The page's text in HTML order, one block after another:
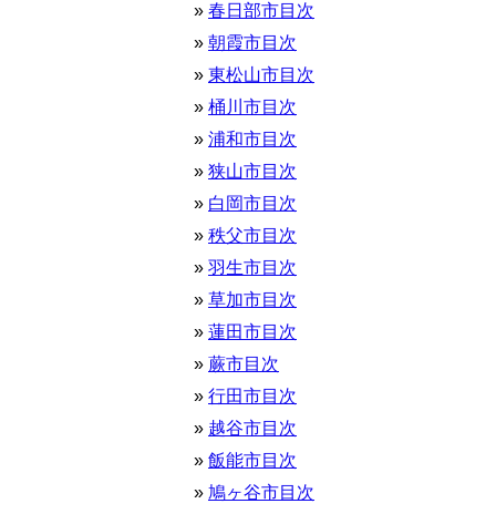
春日部市目次
朝霞市目次
東松山市目次
桶川市目次
浦和市目次
狭山市目次
白岡市目次
秩父市目次
羽生市目次
草加市目次
蓮田市目次
蕨市目次
行田市目次
越谷市目次
飯能市目次
鳩ヶ谷市目次